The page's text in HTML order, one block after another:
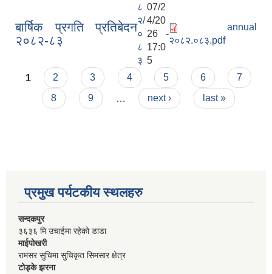
बार्षिक प्रगति प्रतिबेदन
२०८२-८३
८
२/
०
८
३
07/2
4/20
26 -
17:0
5
annual
२०८२.०८३.pdf
Pages
1 2 3 4 5 6
7
8
9 next › last »
प्रमुख पर्यटकीय स्थलहरु
सन्दकपुर
३६३६ मि उचाईमा रहेको डाडा
माईपोखरी
रामसर सुचिमा सुचिकृत सिमसार क्षेत्र
टोड्के झरना